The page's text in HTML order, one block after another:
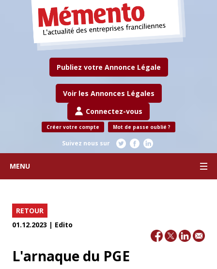
Publiez votre Annonce Légale
Voir les Annonces Légales
Connectez-vous
Créer votre compte Mot de passe oublié ?
Suivez nous sur
MENU
RETOUR
01.12.2023 | Edito
L'arnaque du PGE